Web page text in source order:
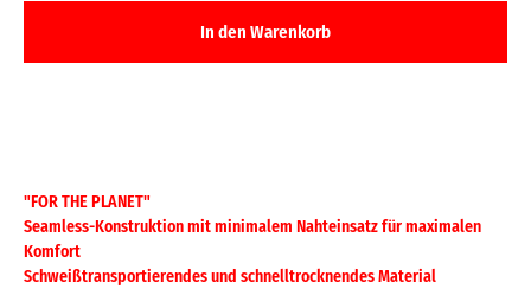
"FOR THE PLANET"
Seamless-Konstruktion mit minimalem Nahteinsatz für maximalen
Komfort
Schweißtransportierendes und schnelltrocknendes Material